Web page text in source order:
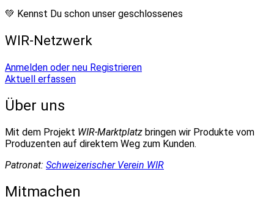
💚 Kennst Du schon unser geschlossenes
WIR-Netzwerk
Anmelden oder neu Registrieren
Aktuell erfassen
Über uns
Mit dem Projekt WIR-Marktplatz bringen wir Produkte vom
Produzenten auf direktem Weg zum Kunden.
Patronat: Schweizerischer Verein WIR
Mitmachen